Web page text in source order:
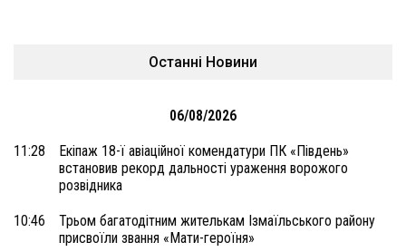
Останні Новини
06/08/2026
11:28
Екіпаж 18-ї авіаційної комендатури ПК «Південь»
встановив рекорд дальності ураження ворожого
розвідника
10:46
Трьом багатодітним жителькам Ізмаїльського району
присвоїли звання «Мати-героїня»